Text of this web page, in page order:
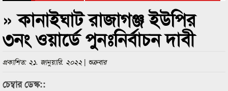
পুরস্কার বিতরণ সম্পন্ন
সিলেটে বাংলাদেশ গ্রুপ থিয়েটার
» কানাইঘাট রাজাগঞ্জ ইউপির
৩নং ওয়ার্ডে পুনঃনির্বাচন দাবী
প্রকাশিত: ২১. জানুয়ারি. ২০২২ | শুক্রবার
চেম্বার ডেস্ক::